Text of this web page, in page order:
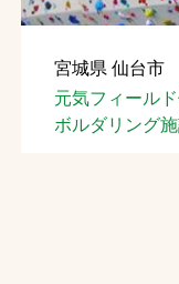
宮城県 仙台市
元気フィール
ボルダリング